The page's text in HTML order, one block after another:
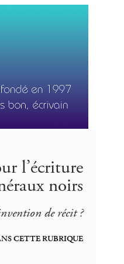
l’écriture
noirs
de récit ?
CETTE RUBRIQUE